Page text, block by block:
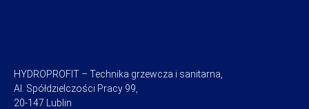
HYDROPROFIT – Technika grzewcza i sanitarna,
Al. Spółdzielczości Pracy 99,
20-147 Lublin